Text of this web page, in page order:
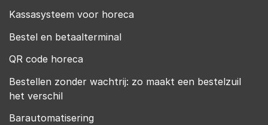
Kassasysteem voor horeca
Bestel en betaalterminal
QR code horeca
Bestellen zonder wachtrij: zo maakt een bestelzuil
het verschil
Barautomatisering